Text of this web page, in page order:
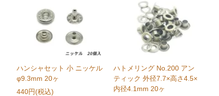
ハンシャセット 小 ニッケル
φ9.3mm 20ヶ
440円(税込)
ハトメリング No.200 アン
ティック 外径7.7×高さ4.5×
内径4.1mm 20ヶ